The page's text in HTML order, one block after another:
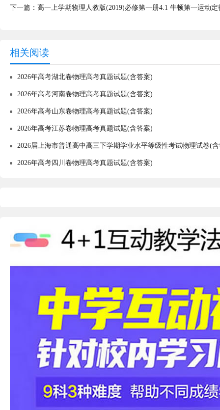
下一篇： 高一上学期物理人教版(2019)必修第一册4.1 牛顿第一运动定
相关阅读
2026年高考湖北卷物理高考真题试题(含答案)
2026年高考河南卷物理高考真题试题(含答案)
2026年高考山东卷物理高考真题试题(含答案)
2026年高考江苏卷物理高考真题试题(含答案)
2026届上海市普通高中高三下学期学业水平等级性考试物理试卷(
2026年高考四川卷物理高考真题试题(含答案)